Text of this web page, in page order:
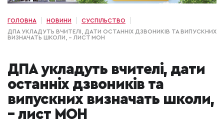
ГОЛОВНА НОВИНИ
СУСПІЛЬСТВО
ДПА УКЛАДУТЬ ВЧИТЕЛІ, ДАТИ ОСТАННІХ ДЗВОНИКІВ ТА ВИПУСКНИХ
ВИЗНАЧАТЬ ШКОЛИ, – ЛИСТ МОН
ДПА укладуть вчителі, дати
останніх дзвоників та
випускних визначать школи,
– лист МОН